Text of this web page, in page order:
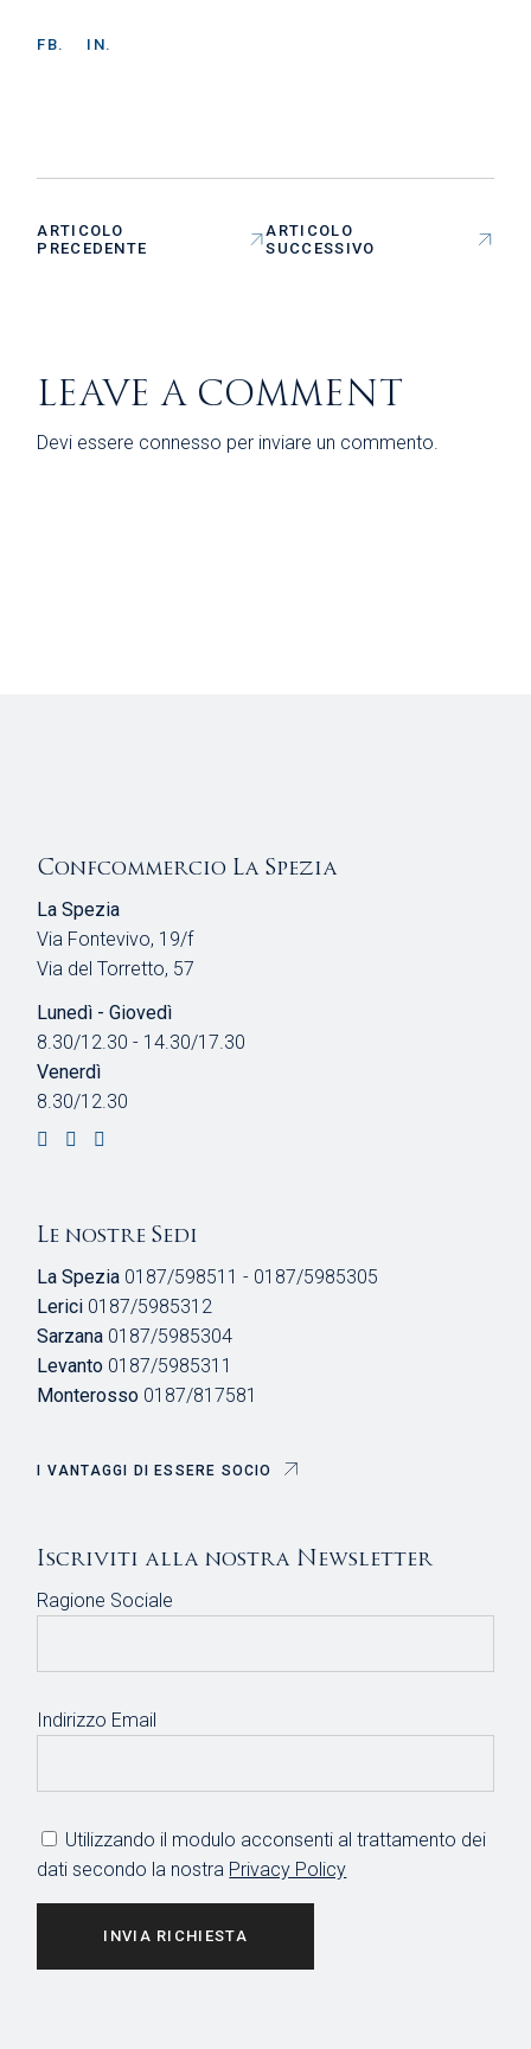
FB. IN.
ARTICOLO
PRECEDENTE
ARTICOLO
SUCCESSIVO
LEAVE A COMMENT
Devi essere connesso per inviare un commento.
Confcommercio La Spezia
La Spezia
Via Fontevivo, 19/f
Via del Torretto, 57
Lunedì - Giovedì
8.30/12.30 - 14.30/17.30
Venerdì
8.30/12.30
Le nostre Sedi
La Spezia 0187/598511 - 0187/5985305
Lerici 0187/5985312
Sarzana 0187/5985304
Levanto 0187/5985311
Monterosso 0187/817581
I VANTAGGI DI ESSERE SOCIO
Iscriviti alla nostra Newsletter
Ragione Sociale
Indirizzo Email
Utilizzando il modulo acconsenti al trattamento dei
dati secondo la nostra Privacy Policy
INVIA RICHIESTA